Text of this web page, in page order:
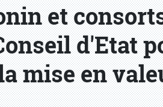
et
d'Etat
mise en